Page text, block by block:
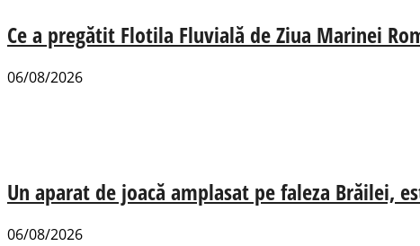
Ce a pregătit Flotila Fluvială de Ziua Marinei
06/08/2026
Un aparat de joacă amplasat pe faleza Brăilei,
06/08/2026